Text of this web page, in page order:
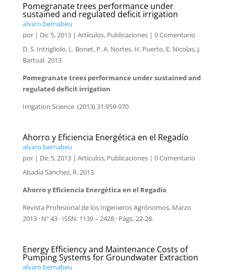
Pomegranate trees performance under
sustained and regulated deficit irrigation
alvaro.bernabeu
por | Dic 5, 2013| Artículos, Publicaciones| 0 Comentario
D. S. Intrigliolo, L. Bonet, P. A. Nortes, H. Puerto, E. Nicolas, J.
Bartual. 2013
Pomegranate trees performance under sustained and
regulated deficit irrigation
Irrigation Science (2013) 31:959-970
Ahorro y Eficiencia Energética en el Regadío
alvaro.bernabeu
por | Dic 5, 2013| Artículos, Publicaciones| 0 Comentario
Abadía Sánchez, R. 2013.
Ahorro y Eficiencia Energética en el Regadío
Revista Profesional de los Ingenieros Agrónomos, Marzo
2013 · Nº 43 · ISSN: 1139 – 2428 · Págs. 22-28.
Energy Efficiency and Maintenance Costs of
Pumping Systems for Groundwater Extraction
alvaro.bernabeu